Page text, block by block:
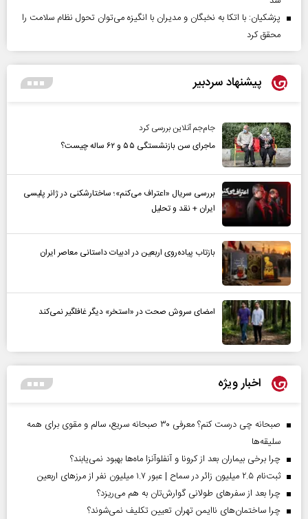
پزشکیان: با اتکا به نخبگان و مدیران با انگیزه می‌توان تحول نظام سلامت را
محقق کرد
پیشنهاد سردبیر
جام‌جم آنلاین بررسی کرد
ماجرای سن بازنشستگی ۵۵ و ۶۲ ساله چیست؟
بررسی سریال «اعتراف می‌کنم»؛ ساختارشکنی در ژانر پلیسی
ایران + نقد و تحلیل
بازتاب پیاده‌روی اربعین در ادبیات داستانی معاصر ایران
امضای سروش صحت در «استخر» دیگر غافلگیر نمی‌کند
اخبار ویژه
صبحانه چی درست کنم؟ معرفی ۳۰ صبحانه سریع، سالم و مقوی برای همه
سلیقه‌ها
چرا برخی بیماران بعد از کرونا و آنفلوآنزا ماه‌ها بهبود نمی‌یابند؟
ثبت‌نام ۲.۵ میلیون زائر در سماح | عبور ۱.۷ میلیون نفر از مرز‌های اربعین
چرا بعد از سفرهای طولانی گوارش‌تان به هم می‌ریزد؟
چرا ساختمان‌های ناایمن تهران تعیین تکلیف نمی‌شوند؟